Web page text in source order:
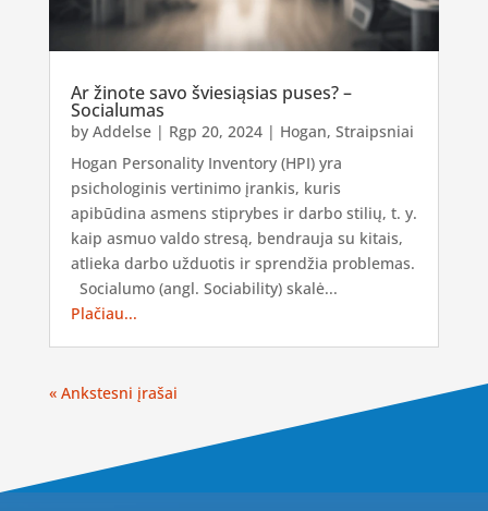
Ar žinote savo šviesiąsias puses? –
Socialumas
by Addelse| Rgp 20, 2024| Hogan, Straipsniai
Hogan Personality Inventory (HPI) yra
psichologinis vertinimo įrankis, kuris
apibūdina asmens stiprybes ir darbo stilių, t. y.
kaip asmuo valdo stresą, bendrauja su kitais,
atlieka darbo užduotis ir sprendžia problemas.
Socialumo (angl. Sociability) skalė...
Plačiau...
« Ankstesni įrašai